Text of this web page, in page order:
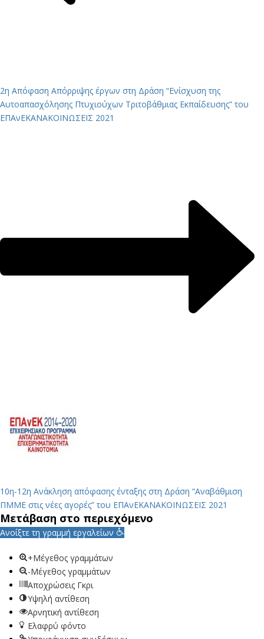
2η Απόφαση Απόρριψης έργων στη Δράση “Ενίσχυση της
Αυτοαπασχόλησης Πτυχιούχων Τριτοβάθμιας Εκπαίδευσης” του
ΕΠΑνΕΚΑΝΑΚΟΙΝΩΣΕΙΣ 2021
10η-12η Ανάκληση απόφασης ένταξης στη Δράση “Αναβάθμιση
ΠΜΜΕ στις νέες αγορές” του ΕΠΑνΕΚΑΝΑΚΟΙΝΩΣΕΙΣ 2021
Μετάβαση στο περιεχόμενο
Ανοίξτε τη γραμμή εργαλείων
+Μέγεθος γραμμάτων
-Μέγεθος γραμμάτων
Αποχρώσεις Γκρι
Υψηλή αντίθεση
Αρνητική αντίθεση
Ελαφρύ φόντο